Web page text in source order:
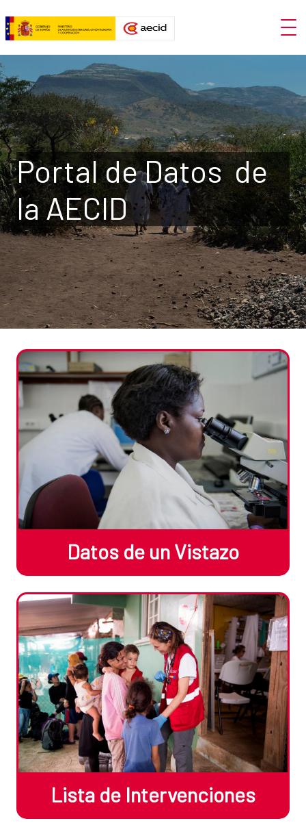
Portal de Datos
Portal de Datos de
la AECID
Datos de un Vistazo
Lista de Intervenciones